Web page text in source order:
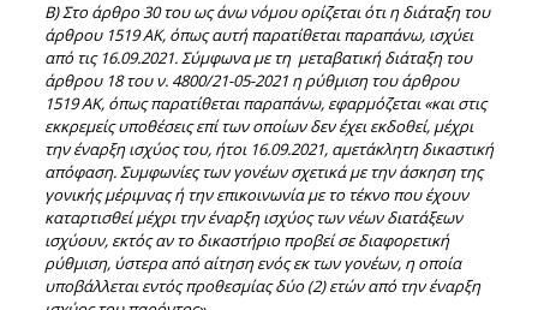
Β) Στο άρθρο 30 του ως άνω νόμου ορίζεται ότι η διάταξη του
άρθρου 1519 ΑΚ, όπως αυτή παρατίθεται παραπάνω, ισχύει
από τις 16.09.2021. Σύμφωνα με τη μεταβατική διάταξη του
άρθρου 18 του ν. 4800/21-05-2021 η ρύθμιση του άρθρου
1519 ΑΚ, όπως παρατίθεται παραπάνω, εφαρμόζεται «και στις
εκκρεμείς υποθέσεις επί των οποίων δεν έχει εκδοθεί, μέχρι
την έναρξη ισχύος του, ήτοι 16.09.2021, αμετάκλητη δικαστική
απόφαση. Συμφωνίες των γονέων σχετικά με την άσκηση της
γονικής μέριμνας ή την επικοινωνία με το τέκνο που έχουν
καταρτισθεί μέχρι την έναρξη ισχύος των νέων διατάξεων
ισχύουν, εκτός αν το δικαστήριο προβεί σε διαφορετική
ρύθμιση, ύστερα από αίτηση ενός εκ των γονέων, η οποία
υποβάλλεται εντός προθεσμίας δύο (2) ετών από την έναρξη